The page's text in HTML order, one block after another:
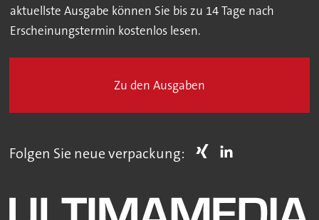
aktuellste Ausgabe können Sie bis zu 14 Tage nach
Erscheinungstermin kostenlos lesen.
Zu den Ausgaben
Folgen Sie neue verpackung: